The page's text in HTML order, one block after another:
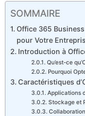
SOMMAIRE
Office 365
pour Votre
Introduction à
Qu’est-ce
Pourquoi
Caractéristiques
Applications
Stockage et